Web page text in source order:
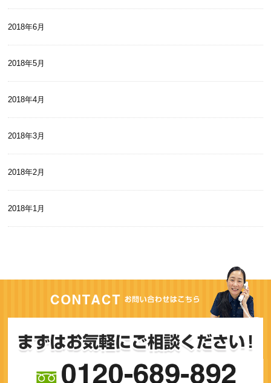
2018年6月
2018年5月
2018年4月
2018年3月
2018年2月
2018年1月